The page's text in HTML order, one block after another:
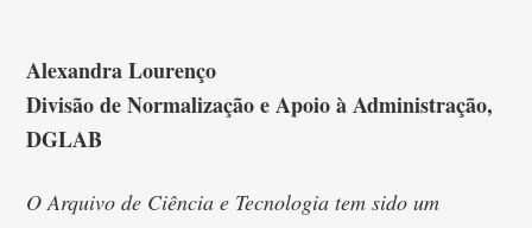
Alexandra Lourenço
Divisão de Normalização e Apoio à Administração,
DGLAB
O Arquivo de Ciência e Tecnologia tem sido um